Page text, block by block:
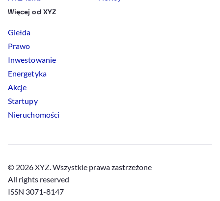
Więcej od XYZ
Giełda
Prawo
Inwestowanie
Energetyka
Akcje
Startupy
Nieruchomości
© 2026 XYZ. Wszystkie prawa zastrzeżone
All rights reserved
ISSN 3071-8147